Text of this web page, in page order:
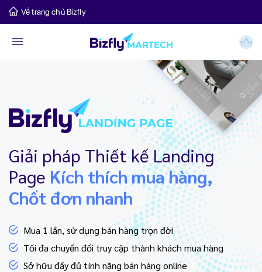
Về trang chủ Bizfly
Giải pháp Thiết kế Landing
Page Kích thích mua hàng,
Chốt đơn nhanh
Mua 1 lần, sử dụng bán hàng trọn đời
Tối đa chuyển đổi truy cập thành khách mua hàng
Sở hữu đầy đủ tính năng bán hàng online